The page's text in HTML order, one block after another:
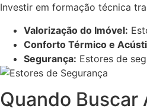
Investir em formação técnica
Valorização do Imóvel:
Conforto Térmico e
Segurança: Estores de
Quando Buscar